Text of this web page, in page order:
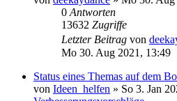
0 Antworten
13632 Zugriffe
Letzter Beitrag von
Mo 30. Aug 2021, 13:49
Status eines Themas auf dem
von Ideen_helfen » So 3. Jan